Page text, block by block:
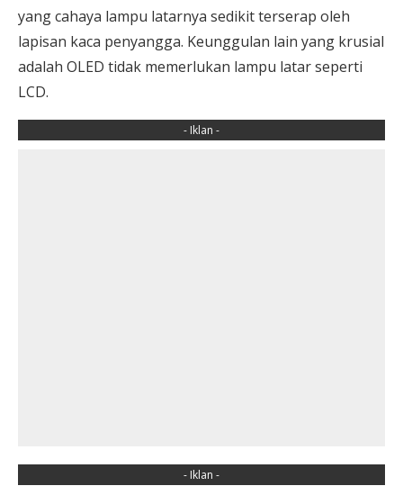
yang cahaya lampu latarnya sedikit terserap oleh
lapisan kaca penyangga. Keunggulan lain yang krusial
adalah OLED tidak memerlukan lampu latar seperti
LCD.
- Iklan -
- Iklan -